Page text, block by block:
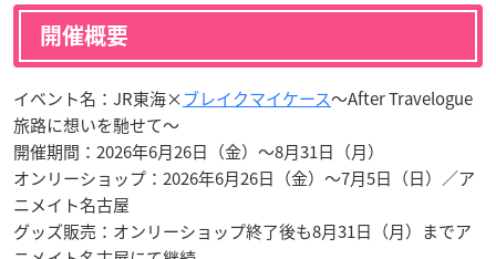
開催概要
イベント名：JR東海× ブレイクマイケース〜After Travelogue
旅路に想いを馳せて〜
開催期間：2026年6月26日（金）〜8月31日（月）
オンリーショップ：2026年6月26日（金）〜7月5日（日）／ア
ニメイト名古屋
グッズ販売：オンリーショップ終了後も8月31日（月）までア